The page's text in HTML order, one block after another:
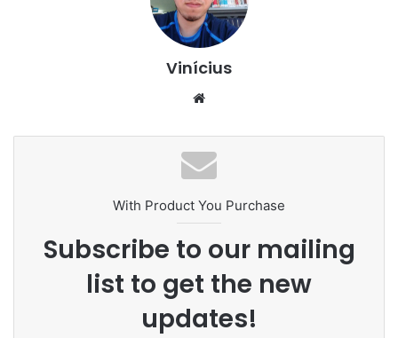
Vinícius
With Product You Purchase
Subscribe to our mailing
list to get the new
updates!